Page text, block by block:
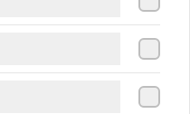
Hot
furai, palta, queso crema y
apanado en panko y quinoa
con salsa unagui.